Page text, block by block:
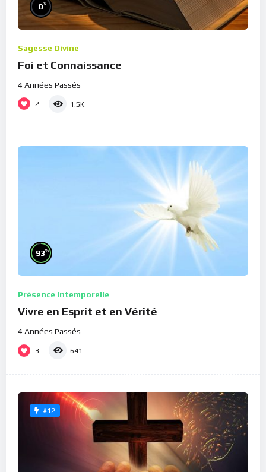
0%
Sagesse Divine
Foi et Connaissance
4 Années Passés
2 1.5K
93%
Présence Intemporelle
Vivre en Esprit et en Vérité
4 Années Passés
3 641
#12